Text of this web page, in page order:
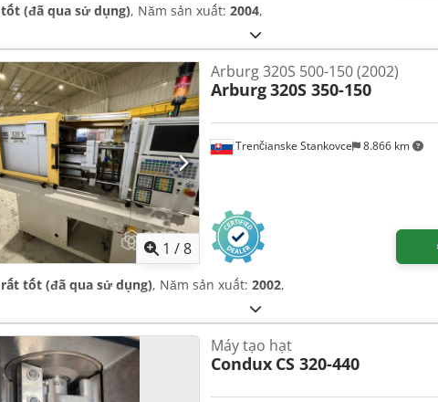
tốt (đã qua sử dụng), Năm sản xuất: 2004,
1 /8
Trenčianske Stankovce 8.866 km
Arburg 320S 500-150 (2002)
Arburg320S 350-150
rất tốt (đã qua sử dụng), Năm sản xuất: 2002,
Máy tạo hạt
Condux CS 320-440